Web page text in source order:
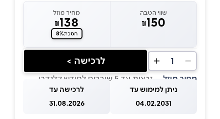
שווי הטבה
₪150
מחיר מוזל
₪138
חסכת8%
1 לרכישה >
מחיר מוזל — זכאות עד 5 שוברים לחודש קלנדרי
ניתן למימוש עד
04.02.2031
לרכישה עד
31.08.2026